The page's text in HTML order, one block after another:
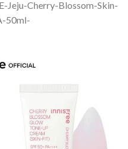
Jeju-Cherry-Blossom-Skin-
50ml-